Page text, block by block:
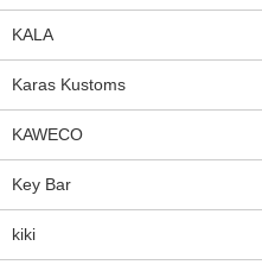
KALA
Karas Kustoms
KAWECO
Key Bar
kiki